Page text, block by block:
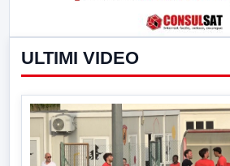
ULTIMI VIDEO